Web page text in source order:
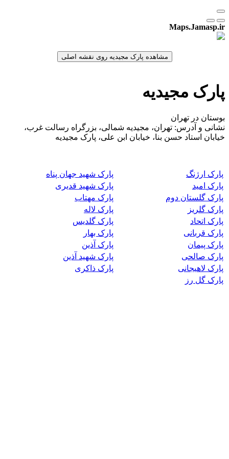
Maps.Jamasp.ir
پارک مجیدیه
بوستان در تهران
نشانی و آدرس: تهران، مجیدیه شمالی، بزرگراه رسالت غرب،
خیابان استاد حسن بنا، خیابان ابن علی، پارک مجیدیه
پارک ارژنگ
پارک شهید جهان پناه
پارک امید
پارک شهید قدیری
پارک گلستان دوم
پارک مهتاب
پارک گلریز
پارک لاله
پارک اتحاد
پارک گلدیس
پارک قربانی
پارک بهار
پارک پیمان
پارک آذین
پارک صالحی
پارک شهید آذین
پارک لاهیجانی
پارک ذاکری
پارک گل رز